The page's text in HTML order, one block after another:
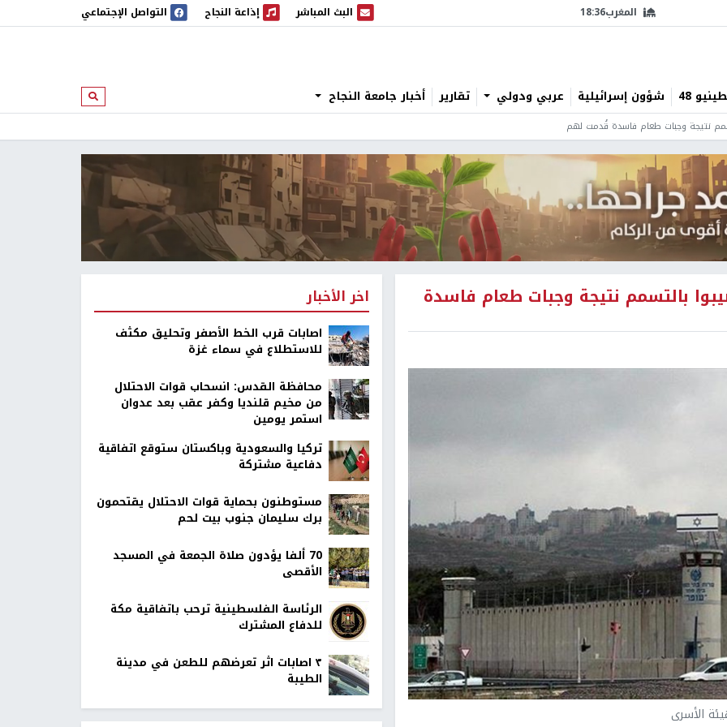
المغرب18:36 البث المباشر
البث المباشر إذاعة النجاح
إذاعة النجاح التواصل الإجتماعي
48 شؤون إسرائيلية عربي ودولي تقارير أخبار جامعة النجاح ابحث
نتيجة وجبات طعام فاسدة قُدمت لهم
بالتسمم نتيجة وجبات طعام فاسدة
الأسرى
اخر الأخبار
اصابات قرب الخط الأصفر وتحليق مكثف
للاستطلاع في سماء غزة
محافظة القدس: انسحاب قوات الاحتلال
من مخيم قلنديا وكفر عقب بعد عدوان
استمر يومين
تركيا والسعودية وباكستان ستوقع اتفاقية
دفاعية مشتركة
مستوطنون بحماية قوات الاحتلال يقتحمون
برك سليمان جنوب بيت لحم
70 ألفا يؤدون صلاة الجمعة في المسجد
الأقصى
الرئاسة الفلسطينية ترحب باتفاقية مكة
للدفاع المشترك
٣ اصابات اثر تعرضهم للطعن في مدينة
الطيبة